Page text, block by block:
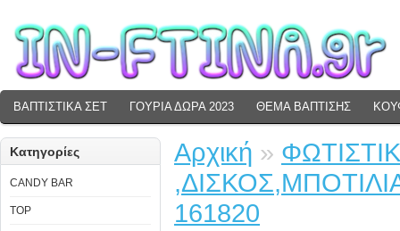
ΒΑΠΤΙΣΤΙΚΑ ΣΕΤ ΓΟΥΡΙΑ ΔΩΡΑ 2023 ΘΕΜΑ ΒΑΠΤΙΣΗΣ
Κατηγορίες
CANDY BAR
TOP
Αρχική »
161820